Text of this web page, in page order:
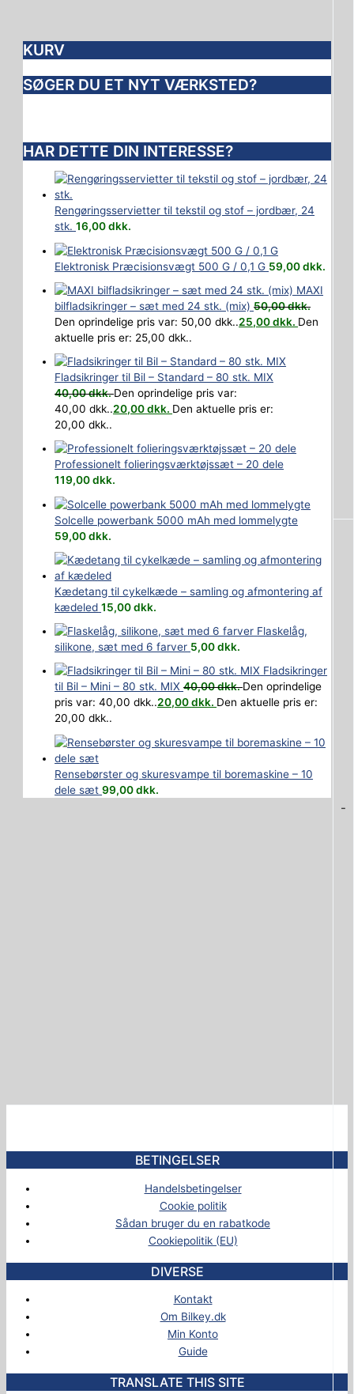
-
KURV
SØGER DU ET NYT VÆRKSTED?
HAR DETTE DIN INTERESSE?
Rengøringsservietter til tekstil og stof – jordbær, 24
stk. 16,00dkk.
Elektronisk Præcisionsvægt 500 G / 0,1 G 59,00dkk.
MAXI
bilfladsikringer – sæt med 24 stk. (mix) 50,00dkk.
Den oprindelige pris var: 50,00 dkk..25,00dkk. Den
aktuelle pris er: 25,00 dkk..
Fladsikringer til Bil – Standard – 80 stk. MIX
40,00dkk.Den oprindelige pris var:
40,00 dkk..20,00dkk. Den aktuelle pris er:
20,00 dkk..
Professionelt folieringsværktøjssæt – 20 dele
119,00dkk.
Solcelle powerbank 5000 mAh med lommelygte
59,00dkk.
Kædetang til cykelkæde – samling og afmontering af
kædeled 15,00dkk.
Flaskelåg,
silikone, sæt med 6 farver 5,00dkk.
Fladsikringer
til Bil – Mini – 80 stk. MIX 40,00dkk.Den oprindelige
pris var: 40,00 dkk..20,00dkk. Den aktuelle pris er:
20,00 dkk..
Rensebørster og skuresvampe til boremaskine – 10
dele sæt 99,00dkk.
BETINGELSER
Handelsbetingelser
Cookie politik
Sådan bruger du en rabatkode
Cookiepolitik (EU)
DIVERSE
Kontakt
Om Bilkey.dk
Min Konto
Guide
TRANSLATE THIS SITE